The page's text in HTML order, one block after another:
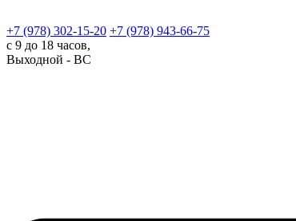
+7 (978) 302-15-20 +7 (978) 943-66-75
с 9 до 18 часов,
Выходной - ВС